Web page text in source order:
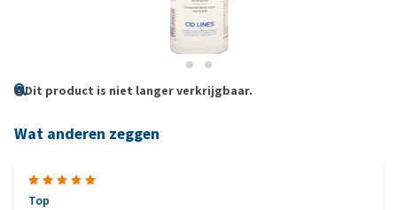
Dit product is niet langer verkrijgbaar.
Wat anderen zeggen
Top